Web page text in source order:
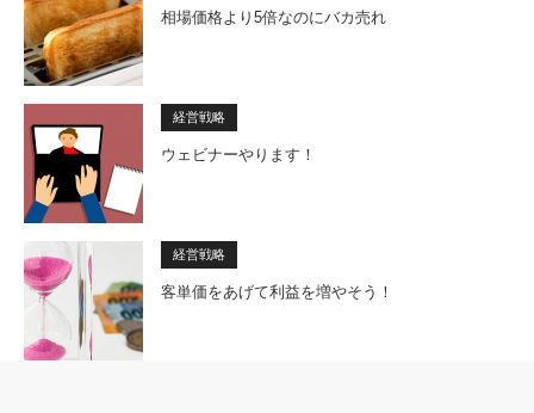
相場価格より5倍なのにバカ売れ
経営戦略
ウェビナーやります！
経営戦略
客単価をあげて利益を増やそう！